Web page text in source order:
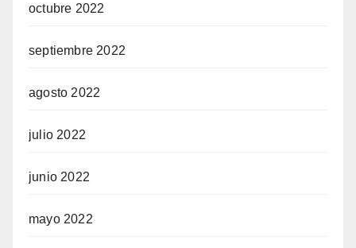
octubre 2022
septiembre 2022
agosto 2022
julio 2022
junio 2022
mayo 2022